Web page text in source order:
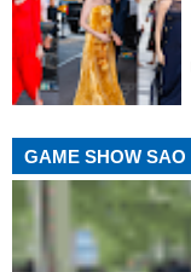
GAME SHOW SAO